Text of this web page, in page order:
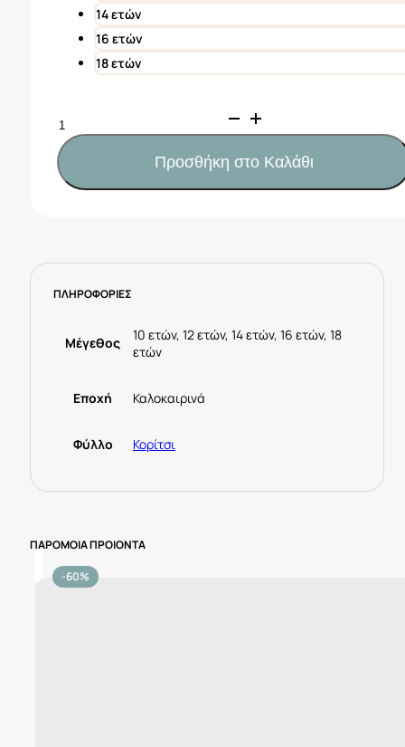
14 ετών
16 ετών
18 ετών
Mayoral
Παντελόνι
κοντό
τζιν
κορίτσι
Τζιν
ποσότητα
Προσθήκη στο Καλάθι
ΠΛΗΡΟΦΟΡΙΕΣ
Μέγεθος
10 ετών, 12 ετών, 14 ετών, 16 ετών, 18
ετών
Εποχή Καλοκαιρινά
Φύλλο Κορίτσι
ΠΑΡΟΜΟΙΑ ΠΡΟΙΟΝΤΑ
-60%